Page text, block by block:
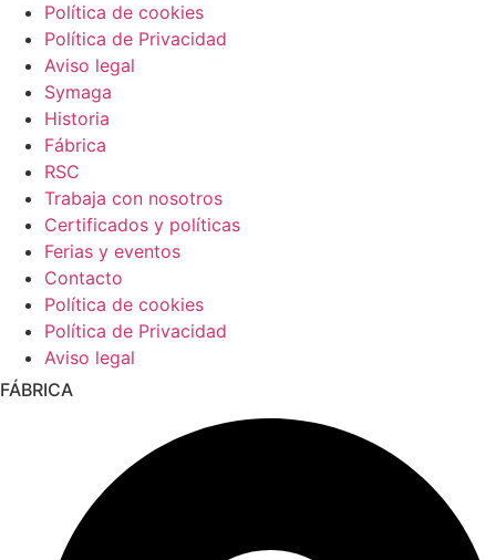
Política de cookies
Política de Privacidad
Aviso legal
Symaga
Historia
Fábrica
RSC
Trabaja con nosotros
Certificados y políticas
Ferias y eventos
Contacto
Política de cookies
Política de Privacidad
Aviso legal
FÁBRICA